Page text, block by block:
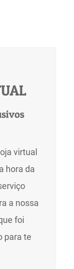
virtual
hora da
a nossa
foi
para te